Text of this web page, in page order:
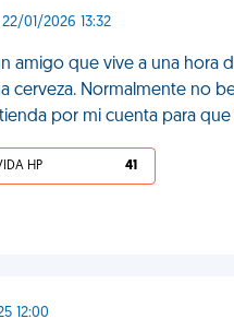
01/2026 13:32
amigo que vive a una
cerveza. Normalmente no
por mi cuenta para que
HP 41
12:00